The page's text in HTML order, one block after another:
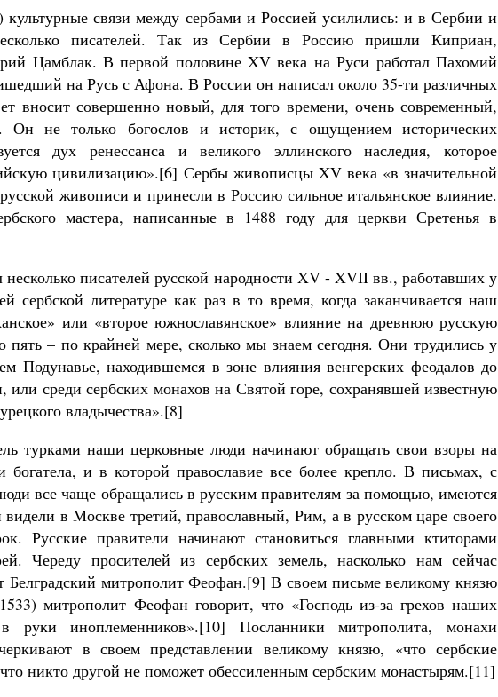
связи между сербами и Россией усилились: и в Сербии и
писателей. Так из Сербии в Россию пришли Киприан,
Цамблак. В первой половине XV века на Руси работал Пахомий
на Русь с Афона. В России он написал около 35-ти различных
вносит совершенно новый, для того времени, очень современный,
Он не только богослов и историк, с ощущением исторических
дух ренессанса и великого эллинского наследия, которое
цивилизацию».[6] Сербы живописцы XV века «в значительной
живописи и принесли в Россию сильное итальянское влияние.
мастера, написанные в 1488 году для церкви Сретенья в
писателей русской народности XV - XVII вв., работавших у
сербской литературе как раз в то время, когда заканчивается наш
или «второе южнославянское» влияние на древнюю русскую
пять – по крайней мере, сколько мы знаем сегодня. Они трудились у
Подунавье, находившемся в зоне влияния венгерских феодалов до
или среди сербских монахов на Святой горе, сохранявшей известную
владычества».[8]
турками наши церковные люди начинают обращать свои взоры на
богатела, и в которой православие все более крепло. В письмах, с
все чаще обращались в русским правителям за помощью, имеются
в Москве третий, православный, Рим, а в русском царе своего
Русские правители начинают становиться главными ктиторами
Череду просителей из сербских земель, насколько нам сейчас
Белградский митрополит Феофан.[9] В своем письме великому князю
митрополит Феофан говорит, что «Господь из-за грехов наших
в руки иноплеменников».[10] Посланники митрополита, монахи
в своем представлении великому князю, «что сербские
никто другой не поможет обессиленным сербским монастырям.[11]